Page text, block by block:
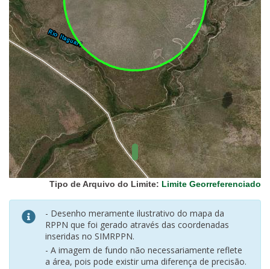
Hidrografia
1:1.000.000
(ANA)
Biomas
(IBGE)
Vegetação
(IBGE)
Rodovias
(IBGE)
Relevo
(IBGE)
Tipo de Arquivo do Limite: Limite Georreferenciado
- Desenho meramente ilustrativo do mapa da
RPPN que foi gerado através das coordenadas
inseridas no SIMRPPN.
- A imagem de fundo não necessariamente reflete
a área, pois pode existir uma diferença de precisão.